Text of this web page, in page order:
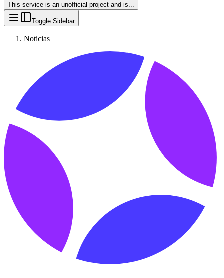
This service is an unofficial project and is...
Toggle Sidebar
Noticias